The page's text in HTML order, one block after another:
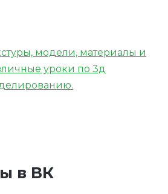
модели, материалы и
уроки по 3д
в ВК